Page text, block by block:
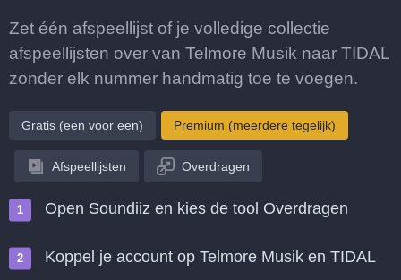
Zet één afspeellijst of je volledige collectie
afspeellijsten over van Telmore Musik naar TIDAL
zonder elk nummer handmatig toe te voegen.
Gratis (een voor een) Premium (meerdere tegelijk)
Afspeellijsten Overdragen
Open Soundiiz en kies de tool Overdragen
Koppel je account op Telmore Musik en TIDAL